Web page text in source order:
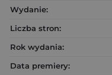
Wydanie:
Liczba stron:
Rok wydania:
Data premiery: